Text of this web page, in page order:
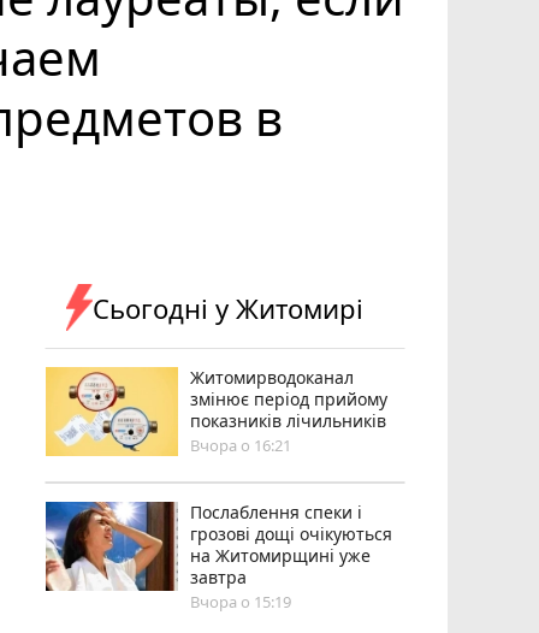
в
Сьогодні у Житомирі
Житомирводоканал
змінює період прийому
показників лічильників
Вчора о 16:21
Послаблення спеки і
грозові дощі очікуються
на Житомирщині уже
завтра
Вчора о 15:19